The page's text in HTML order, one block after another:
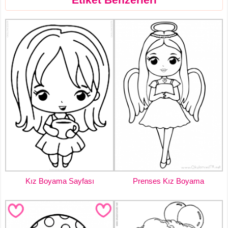
Kız Boyama Sayfası Prenses Kız Boyama